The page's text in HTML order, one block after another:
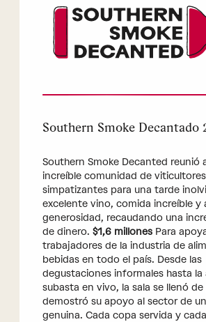
Southern Smoke Decantado
Southern Smoke Decanted reunió
increíble comunidad de
simpatizantes para una tarde
excelente vino, comida increíble y
generosidad, recaudando una
de dinero. $1,6 millonesPara
trabajadores de la industria de
bebidas en todo el país. Desde las
degustaciones informales hasta la
subasta en vivo, la sala se llenó
demostró su apoyo al sector de
genuina. Cada copa servida y